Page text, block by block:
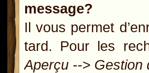
message?
Il vous permet
tard. Pour les
Aperçu --> Gestion